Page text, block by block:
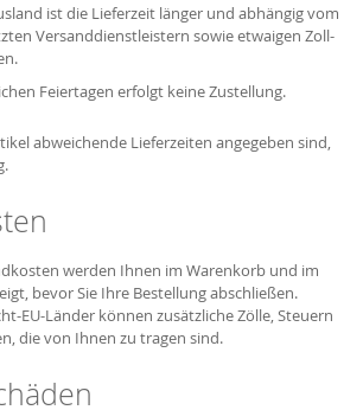
ist die Lieferzeit länger und abhängig vom
Versanddienstleistern sowie etwaigen Zoll-
Feiertagen erfolgt keine Zustellung.
abweichende Lieferzeiten angegeben sind,
werden Ihnen im Warenkorb und im
bevor Sie Ihre Bestellung abschließen.
EU-Länder können zusätzliche Zölle, Steuern
die von Ihnen zu tragen sind.